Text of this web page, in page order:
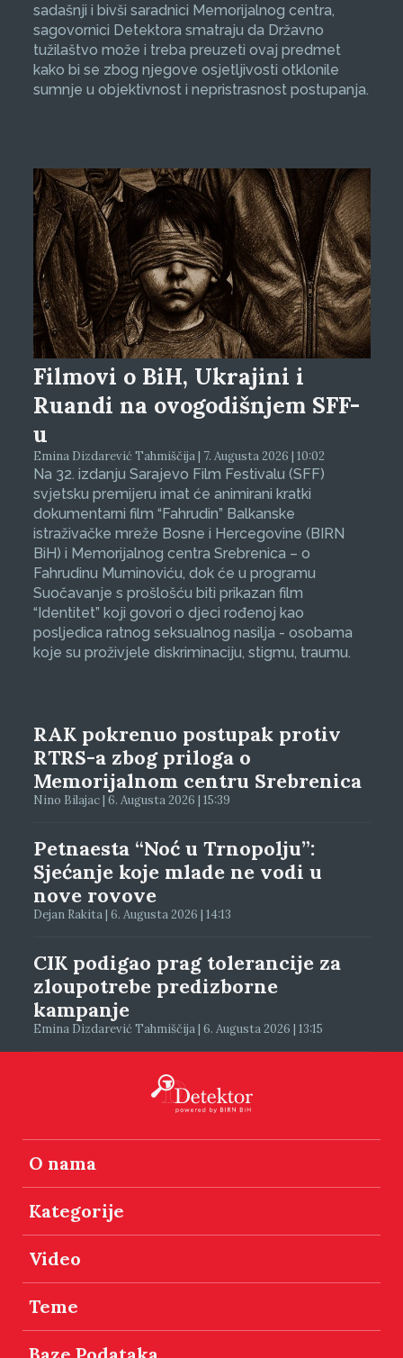
sadašnji i bivši saradnici Memorijalnog centra,
sagovornici Detektora smatraju da Državno
tužilaštvo može i treba preuzeti ovaj predmet
kako bi se zbog njegove osjetljivosti otklonile
sumnje u objektivnost i nepristrasnost postupanja.
Filmovi o BiH, Ukrajini i
Ruandi na ovogodišnjem SFF-
u
Emina Dizdarević Tahmiščija | 7. Augusta 2026 | 10:02
Na 32. izdanju Sarajevo Film Festivalu (SFF)
svjetsku premijeru imat će animirani kratki
dokumentarni film “Fahrudin” Balkanske
istraživačke mreže Bosne i Hercegovine (BIRN
BiH) i Memorijalnog centra Srebrenica – o
Fahrudinu Muminoviću, dok će u programu
Suočavanje s prošlošću biti prikazan film
“Identitet” koji govori o djeci rođenoj kao
posljedica ratnog seksualnog nasilja - osobama
koje su proživjele diskriminaciju, stigmu, traumu.
RAK pokrenuo postupak protiv
RTRS-a zbog priloga o
Memorijalnom centru Srebrenica
Nino Bilajac | 6. Augusta 2026 | 15:39
Petnaesta “Noć u Trnopolju”:
Sjećanje koje mlade ne vodi u
nove rovove
Dejan Rakita | 6. Augusta 2026 | 14:13
CIK podigao prag tolerancije za
zloupotrebe predizborne
kampanje
Emina Dizdarević Tahmiščija | 6. Augusta 2026 | 13:15
O nama
Kategorije
Video
Teme